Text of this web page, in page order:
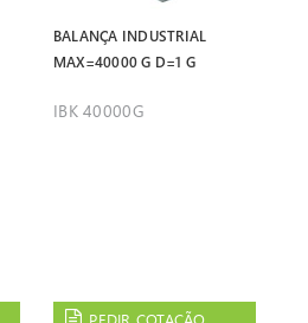
BALANÇA INDUSTRIAL
MAX=40000 G D=1 G
IBK 40000G
PEDIR COTAÇÃO